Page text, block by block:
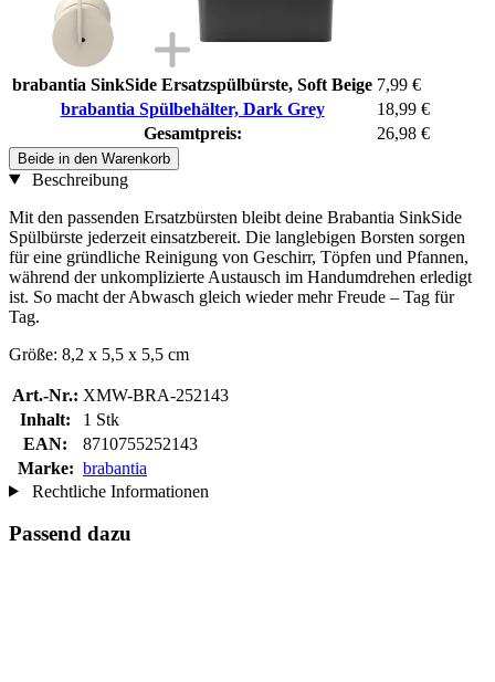
brabantia SinkSide Ersatzspülbürste, Soft Beige 7,99 €
brabantia Spülbehälter, Dark Grey
18,99 €
Gesamtpreis:
26,98 €
Beide in den Warenkorb
Beschreibung
Mit den passenden Ersatzbürsten bleibt deine Brabantia SinkSide
Spülbürste jederzeit einsatzbereit. Die langlebigen Borsten sorgen
für eine gründliche Reinigung von Geschirr, Töpfen und Pfannen,
während der unkomplizierte Austausch im Handumdrehen erledigt
ist. So macht der Abwasch gleich wieder mehr Freude – Tag für
Tag.
Größe: 8,2 x 5,5 x 5,5 cm
Art.-Nr.: XMW-BRA-252143
Inhalt:
1 Stk
EAN:
8710755252143
Marke: brabantia
Rechtliche Informationen
Passend dazu